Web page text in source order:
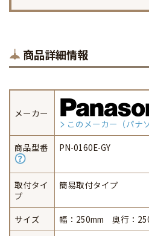
商品詳細情報
メーカー
このメーカー（パナ
商品型番
PN-0160E-GY
取付タイ
プ
簡易取付タイプ
サイズ
幅：250mm 奥行：